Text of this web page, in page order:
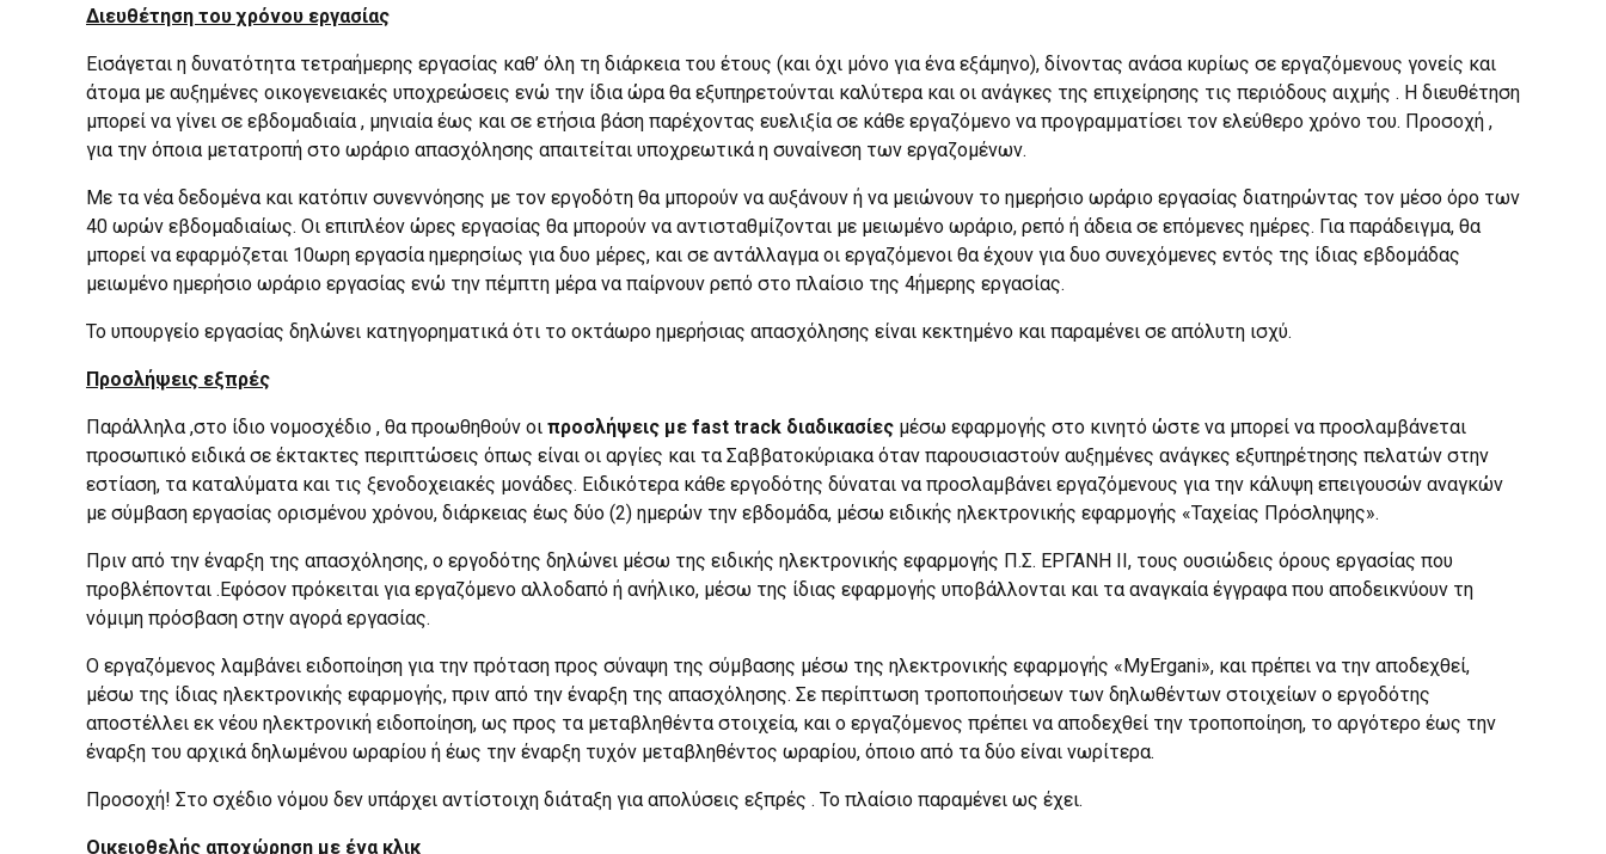
Διευθέτηση του χρόνου εργασίας
Εισάγεται η δυνατότητα τετραήμερης εργασίας καθ’ όλη τη διάρκεια του έτους (και όχι μόνο για ένα εξάμηνο), δίνοντας ανάσα κυρίως σε εργαζόμενους γονείς και
άτομα με αυξημένες οικογενειακές υποχρεώσεις ενώ την ίδια ώρα θα εξυπηρετούνται καλύτερα και οι ανάγκες της επιχείρησης τις περιόδους αιχμής . Η διευθέτηση
μπορεί να γίνει σε εβδομαδιαία , μηνιαία έως και σε ετήσια βάση παρέχοντας ευελιξία σε κάθε εργαζόμενο να προγραμματίσει τον ελεύθερο χρόνο του. Προσοχή ,
για την όποια μετατροπή στο ωράριο απασχόλησης απαιτείται υποχρεωτικά η συναίνεση των εργαζομένων.
Με τα νέα δεδομένα και κατόπιν συνεννόησης με τον εργοδότη θα μπορούν να αυξάνουν ή να μειώνουν το ημερήσιο ωράριο εργασίας διατηρώντας τον μέσο όρο των
40 ωρών εβδομαδιαίως. Οι επιπλέον ώρες εργασίας θα μπορούν να αντισταθμίζονται με μειωμένο ωράριο, ρεπό ή άδεια σε επόμενες ημέρες. Για παράδειγμα, θα
μπορεί να εφαρμόζεται 10ωρη εργασία ημερησίως για δυο μέρες, και σε αντάλλαγμα οι εργαζόμενοι θα έχουν για δυο συνεχόμενες εντός της ίδιας εβδομάδας
μειωμένο ημερήσιο ωράριο εργασίας ενώ την πέμπτη μέρα να παίρνουν ρεπό στο πλαίσιο της 4ήμερης εργασίας.
Το υπουργείο εργασίας δηλώνει κατηγορηματικά ότι το οκτάωρο ημερήσιας απασχόλησης είναι κεκτημένο και παραμένει σε απόλυτη ισχύ.
Προσλήψεις εξπρές
Παράλληλα ,στο ίδιο νομοσχέδιο , θα προωθηθούν οι προσλήψεις με fast track διαδικασίες μέσω εφαρμογής στο κινητό ώστε να μπορεί να προσλαμβάνεται
προσωπικό ειδικά σε έκτακτες περιπτώσεις όπως είναι οι αργίες και τα Σαββατοκύριακα όταν παρουσιαστούν αυξημένες ανάγκες εξυπηρέτησης πελατών στην
εστίαση, τα καταλύματα και τις ξενοδοχειακές μονάδες. Ειδικότερα κάθε εργοδότης δύναται να προσλαμβάνει εργαζόμενους για την κάλυψη επειγουσών αναγκών
με σύμβαση εργασίας ορισμένου χρόνου, διάρκειας έως δύο (2) ημερών την εβδομάδα, μέσω ειδικής ηλεκτρονικής εφαρμογής «Ταχείας Πρόσληψης».
Πριν από την έναρξη της απασχόλησης, ο εργοδότης δηλώνει μέσω της ειδικής ηλεκτρονικής εφαρμογής Π.Σ. ΕΡΓΑΝΗ ΙΙ, τους ουσιώδεις όρους εργασίας που
προβλέπονται .Εφόσον πρόκειται για εργαζόμενο αλλοδαπό ή ανήλικο, μέσω της ίδιας εφαρμογής υποβάλλονται και τα αναγκαία έγγραφα που αποδεικνύουν τη
νόμιμη πρόσβαση στην αγορά εργασίας.
Ο εργαζόμενος λαμβάνει ειδοποίηση για την πρόταση προς σύναψη της σύμβασης μέσω της ηλεκτρονικής εφαρμογής «MyErgani», και πρέπει να την αποδεχθεί,
μέσω της ίδιας ηλεκτρονικής εφαρμογής, πριν από την έναρξη της απασχόλησης. Σε περίπτωση τροποποιήσεων των δηλωθέντων στοιχείων ο εργοδότης
αποστέλλει εκ νέου ηλεκτρονική ειδοποίηση, ως προς τα μεταβληθέντα στοιχεία, και ο εργαζόμενος πρέπει να αποδεχθεί την τροποποίηση, το αργότερο έως την
έναρξη του αρχικά δηλωμένου ωραρίου ή έως την έναρξη τυχόν μεταβληθέντος ωραρίου, όποιο από τα δύο είναι νωρίτερα.
Προσοχή! Στο σχέδιο νόμου δεν υπάρχει αντίστοιχη διάταξη για απολύσεις εξπρές . Το πλαίσιο παραμένει ως έχει.
Οικειοθελής αποχώρηση με ένα κλικ